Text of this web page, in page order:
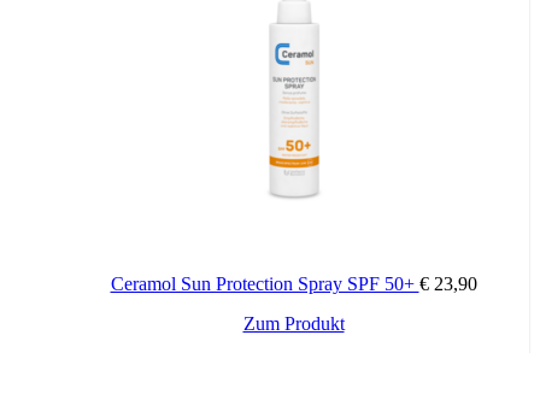
Ceramol Sun Protection Spray SPF 50+ €23,90
Zum Produkt